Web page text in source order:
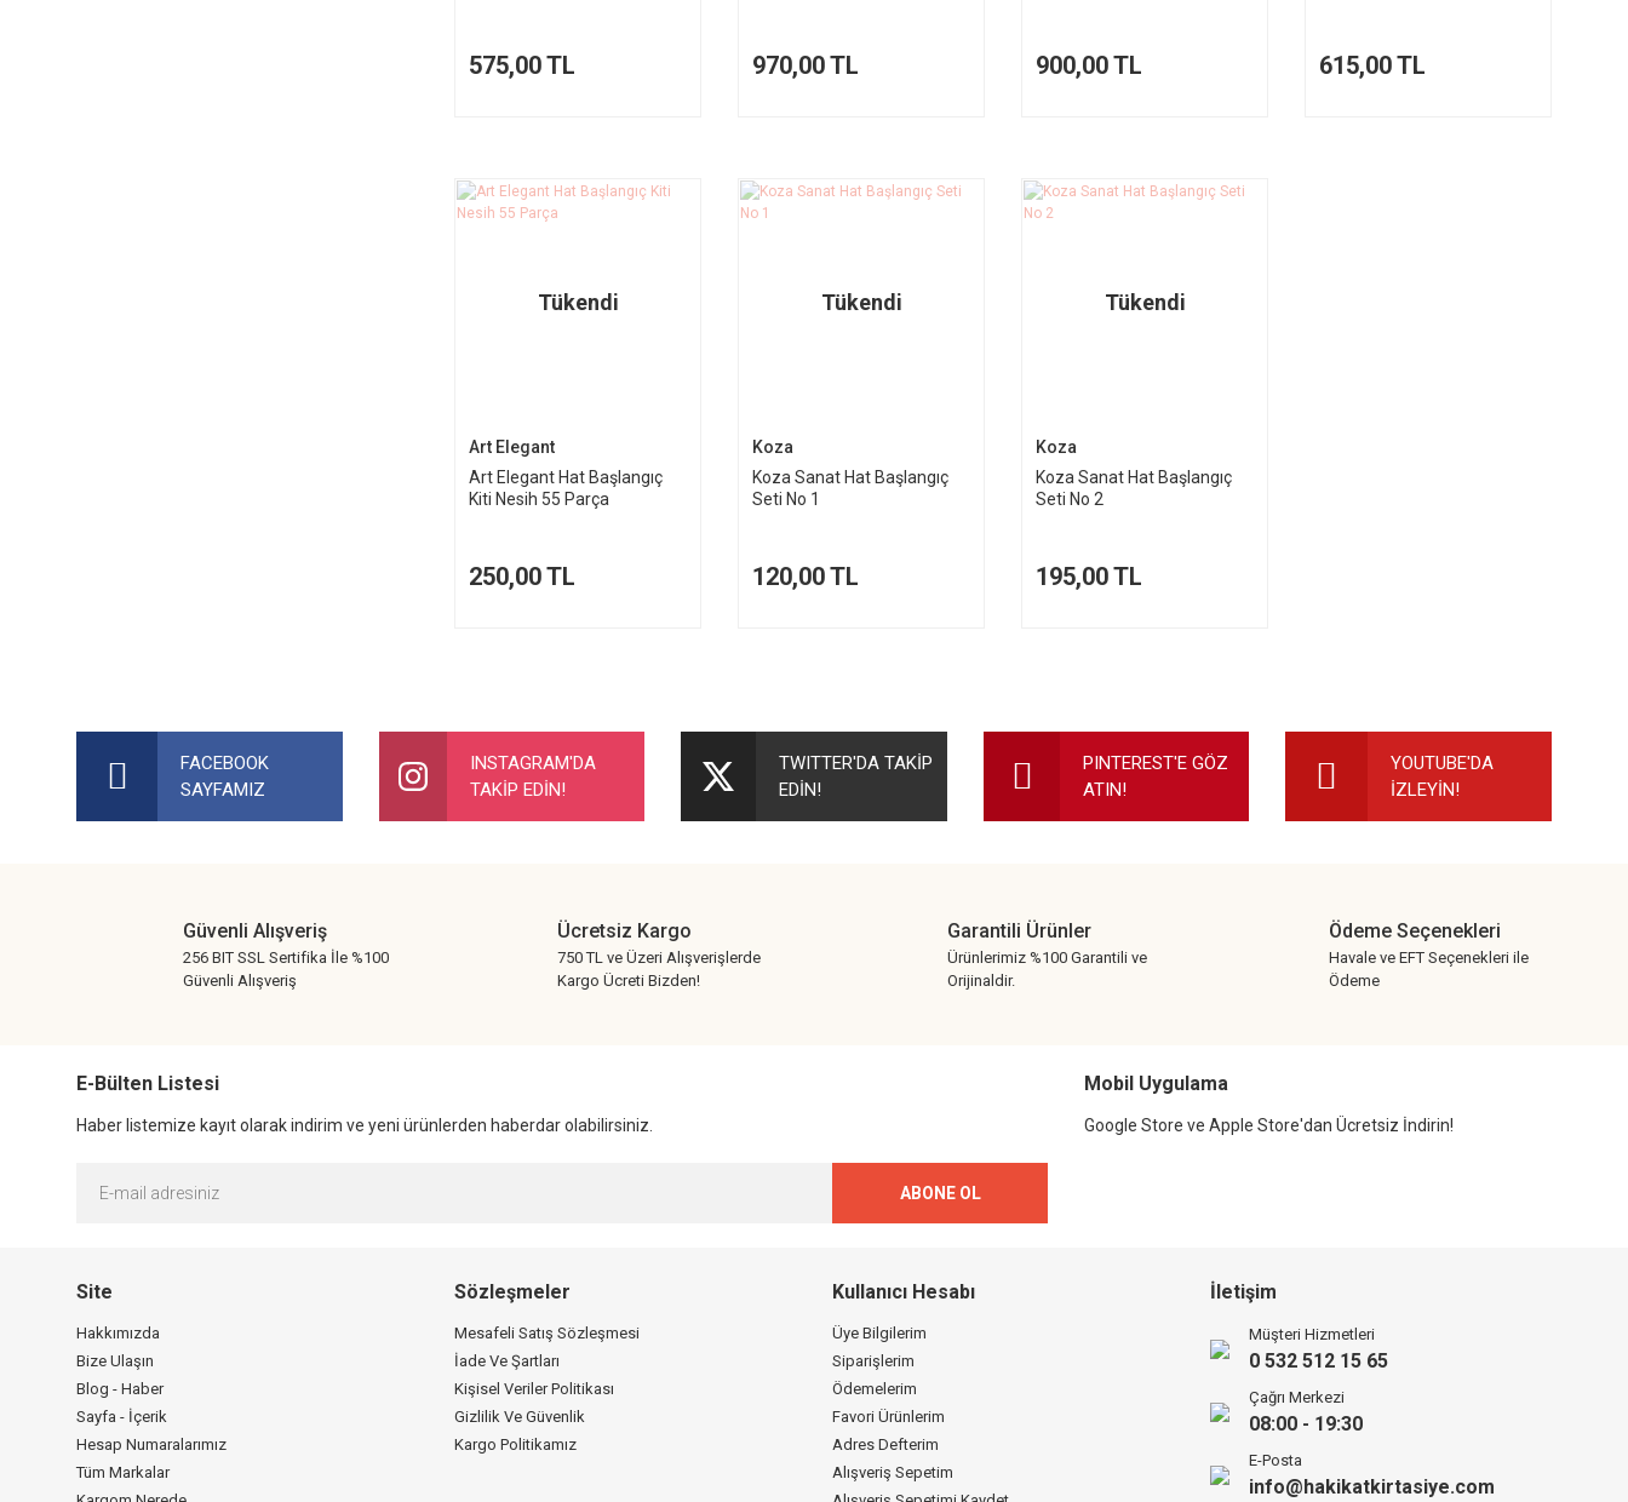
575,00 TL 970,00 TL 900,00 TL 615,00 TL
Tükendi
Art Elegant
Art Elegant Hat Başlangıç
Kiti Nesih 55 Parça
250,00 TL
Tükendi
Koza
Koza Sanat Hat Başlangıç
Seti No 1
120,00 TL
Tükendi
Koza
Koza Sanat Hat Başlangıç
Seti No 2
195,00 TL
FACEBOOK
SAYFAMIZ
INSTAGRAM'DA
TAKİP EDİN!
TWITTER'DA TAKİP
EDİN!
PINTEREST'E GÖZ
ATIN!
YOUTUBE'DA
İZLEYİN!
Güvenli Alışveriş
256 BIT SSL Sertifika İle %100
Güvenli Alışveriş
Ücretsiz Kargo
750 TL ve Üzeri Alışverişlerde
Kargo Ücreti Bizden!
Garantili Ürünler
Ürünlerimiz %100 Garantili ve
Orijinaldir.
Ödeme Seçenekleri
Havale ve EFT Seçenekleri ile
Ödeme
E-Bülten Listesi
Haber listemize kayıt olarak indirim ve yeni ürünlerden haberdar olabilirsiniz.
ABONE OL
Mobil Uygulama
Google Store ve Apple Store'dan Ücretsiz İndirin!
Site
Hakkımızda
Bize Ulaşın
Blog - Haber
Sayfa - İçerik
Hesap Numaralarımız
Tüm Markalar
Sözleşmeler
Mesafeli Satış Sözleşmesi
İade Ve Şartları
Kişisel Veriler Politikası
Gizlilik Ve Güvenlik
Kargo Politikamız
Kullanıcı Hesabı
Üye Bilgilerim
Siparişlerim
Ödemelerim
Favori Ürünlerim
Adres Defterim
Alışveriş Sepetim
İletişim
Müşteri Hizmetleri
0 532 512 15 65
Çağrı Merkezi
08:00 - 19:30
E-Posta
info@hakikatkirtasiye.com